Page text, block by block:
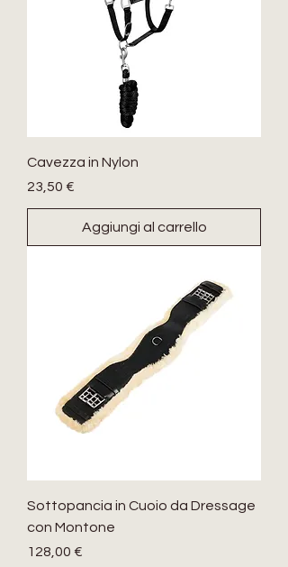
Cavezza in Nylon
Prezzo
23,50 €
Aggiungi al carrello
Sottopancia in Cuoio da Dressage
con Montone
Prezzo
128,00 €